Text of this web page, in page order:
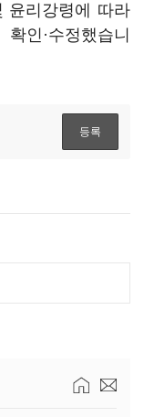
윤리강령에 따라
인·수정했습니